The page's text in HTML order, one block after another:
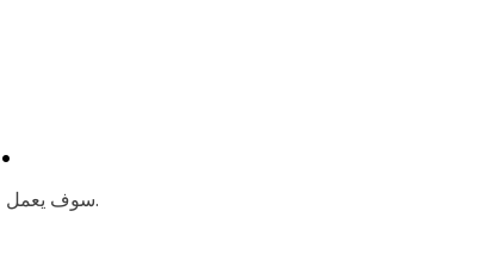
.
نحن نضمن لك أن Willo سوف يعمل على تبسيط وتسريع عملية التوظيف لديك. ولكن لا تأخذ بكلامنا فقط.